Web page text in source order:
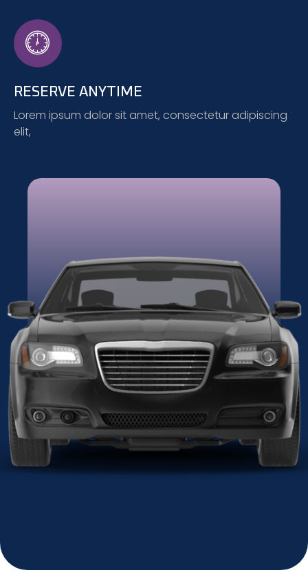
RESERVE ANYTIME
Lorem ipsum dolor sit amet, consectetur adipiscing
elit,